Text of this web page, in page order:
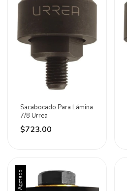
Sacabocado Para Lámina
7/8 Urrea
$723.00
Agotado